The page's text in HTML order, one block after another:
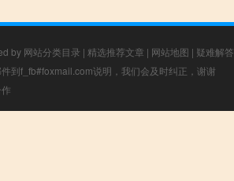
by 网站分类目录 | 精选推荐文章 | 网站地图 | 疑难解答
到f_fb#foxmail.com说明，我们会及时纠正，谢谢